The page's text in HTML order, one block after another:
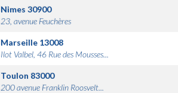
Nimes 30900
23, avenue Feuchères
Marseille 13008
Ilot Valbel, 46 Rue des Mousses...
Toulon 83000
200 avenue Franklin Roosvelt...